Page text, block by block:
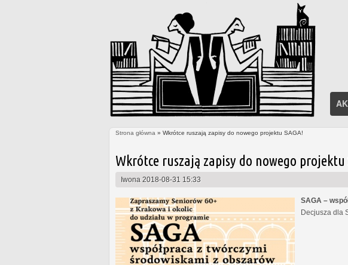
Strona główna » Wkrótce ruszają zapisy do nowego projektu SAGA!
Wkrótce ruszają zapisy do nowego projektu
Iwona 2018-08-31 15:33
SAGA –
Decjusza dla